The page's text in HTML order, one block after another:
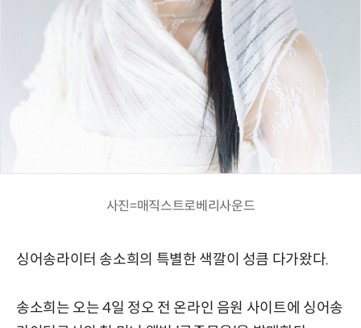
사진=매직스트로베리사운드
싱어송라이터 송소희의 특별한 색깔이 성큼 다가왔다.
송소희는 오는 4일 정오 전 온라인 음원 사이트에 싱어송